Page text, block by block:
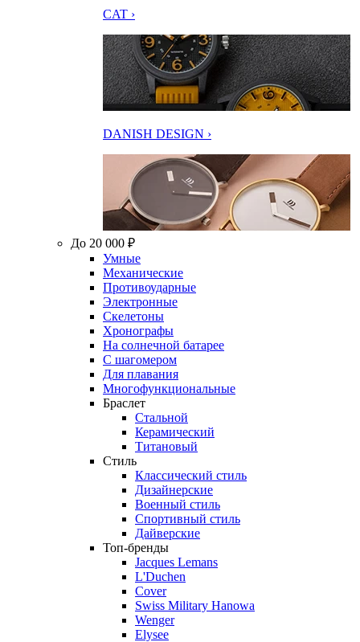
CAT ›
DANISH DESIGN ›
До 20 000 ₽
Умные
Механические
Противоударные
Электронные
Скелетоны
Хронографы
На солнечной батарее
С шагомером
Для плавания
Многофункциональные
Браслет
Стальной
Керамический
Титановый
Стиль
Классический стиль
Дизайнерские
Военный стиль
Спортивный стиль
Дайверские
Топ-бренды
Jacques Lemans
L'Duchen
Cover
Swiss Military Hanowa
Wenger
Elysee